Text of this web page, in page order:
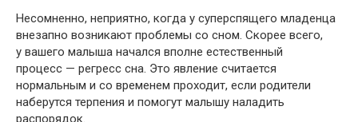
Несомненно, неприятно, когда у суперспящего младенца
внезапно возникают проблемы со сном. Скорее всего,
у вашего малыша начался вполне естественный
процесс — регресс сна. Это явление считается
нормальным и со временем проходит, если родители
наберутся терпения и помогут малышу наладить
распорядок.